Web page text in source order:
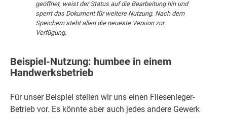
geöffnet, weist der Status auf die Bearbeitung hin und
sperrt das Dokument für weitere Nutzung. Nach dem
Speichern steht allen die neueste Version zur
Verfügung.
Beispiel-Nutzung: humbee in einem
Handwerksbetrieb
Für unser Beispiel stellen wir uns einen Fliesenleger-
Betrieb vor. Es könnte aber auch jedes andere Gewerk